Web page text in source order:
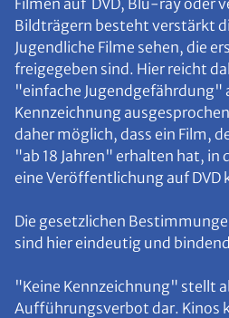
Filmen auf DVD, Blu-ray oder
Bildträgern besteht verstärkt
Jugendliche Filme sehen, die
freigegeben sind. Hier reicht
"einfache Jugendgefährdung"
Kennzeichnung
daher möglich, dass ein Film,
"ab 18 Jahren" erhalten hat, in
eine Veröffentlichung auf DVD
Die gesetzlichen
sind hier eindeutig und
"Keine Kennzeichnung" stellt
Aufführungsverbot dar. Kinos